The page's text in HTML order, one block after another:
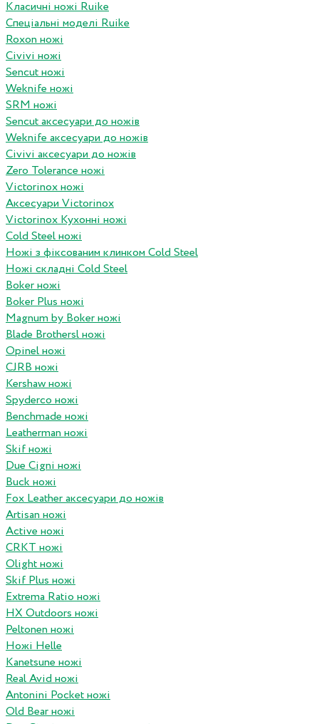
Класичні ножі Ruike
Спеціальні моделі Ruike
Roxon ножi
Civivi ножі
Sencut ножі
Weknife ножі
SRM ножі
Sencut аксесуари до ножів
Weknife аксесуари до ножів
Civivi аксесуари до ножів
Zero Tolerance ножі
Victorinox ножі
Аксесуари Victorinox
Victorinox Кухонні ножі
Cold Steel ножі
Ножі з фіксованим клинком Cold Steel
Ножі складні Cold Steel
Boker ножі
Boker Plus ножі
Magnum by Boker ножі
Blade Brothersl ножі
Opinel ножі
CJRB ножі
Kershaw ножі
Spyderco ножі
Benchmade ножі
Leatherman ножі
Skif ножі
Due Cigni ножі
Buck ножі
Fox Leather аксесуари до ножів
Artisan ножі
Active ножі
CRKT ножі
Olight ножі
Skif Plus ножі
Extrema Ratio ножі
HX Outdoors ножі
Peltonen ножі
Ножі Helle
Kanetsune ножі
Real Avid ножі
Antonini Pocket ножі
Old Bear ножі